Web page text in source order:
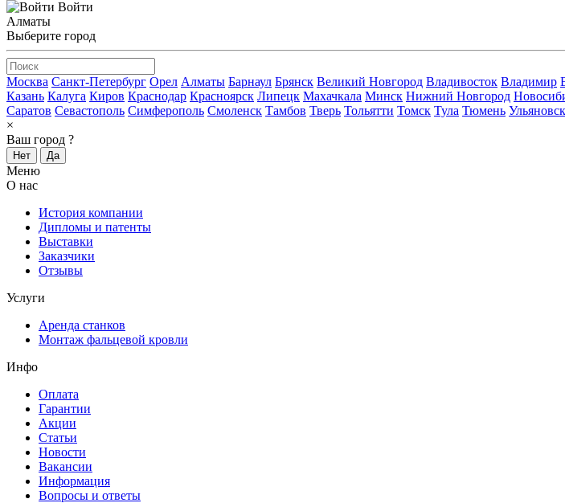
Войти
Алматы
Выберите город
Москва Санкт-Петербург Орел Алматы Барнаул Брянск Великий Новгород Владивосток Владимир
Казань Калуга Киров Краснодар Красноярск Липецк Махачкала Минск Нижний Новгород
Саратов Севастополь Симферополь Смоленск Тамбов Тверь Тольятти Томск Тула Тюмень Ульяновск
×
Ваш город ?
Нет Да
Меню
О нас
История компании
Дипломы и патенты
Выставки
Заказчики
Отзывы
Услуги
Аренда станков
Монтаж фальцевой кровли
Инфо
Оплата
Гарантии
Акции
Статьи
Новости
Вакансии
Информация
Вопросы и ответы